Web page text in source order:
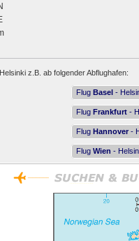
z.B. ab folgender Abflughafen:
Flug Basel -
Flug Frankfurt -
Flug Hannover -
Flug Wien -